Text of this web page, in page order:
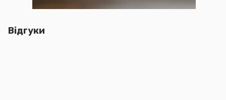
Відгуки